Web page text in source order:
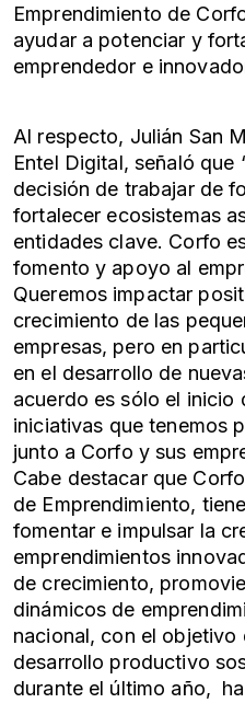
Emprendimiento de
ayudar a potenciar y
emprendedor e
Al respecto, Julián San
Entel Digital, señaló que
decisión de trabajar de
fortalecer ecosistemas
entidades clave. Corfo
fomento y apoyo al
Queremos impactar
crecimiento de las
empresas, pero en
en el desarrollo de
acuerdo es sólo el inicio
iniciativas que tenemos
junto a Corfo y sus
Cabe destacar que
de Emprendimiento,
fomentar e impulsar la
emprendimientos
de crecimiento,
dinámicos de
nacional, con el objetivo
desarrollo productivo
durante el último año,